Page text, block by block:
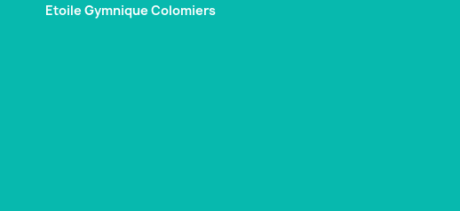
Etoile Gymnique Colomiers